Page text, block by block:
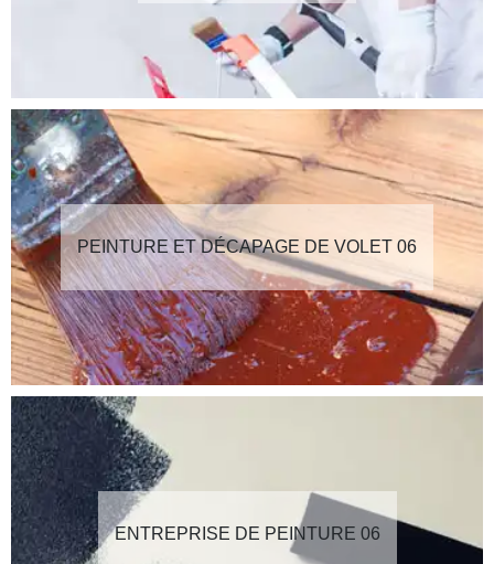
PEINTURE ET DÉCAPAGE DE VOLET 06
ENTREPRISE DE PEINTURE 06